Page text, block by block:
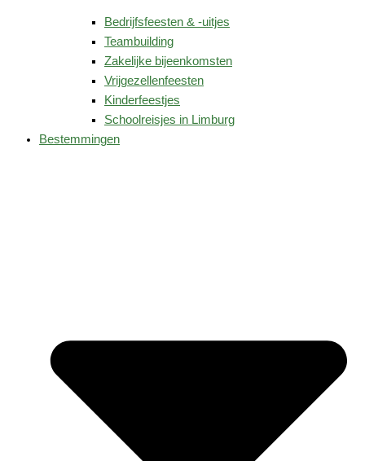
Bedrijfsfeesten & -uitjes
Teambuilding
Zakelijke bijeenkomsten
Vrijgezellenfeesten
Kinderfeestjes
Schoolreisjes in Limburg
Bestemmingen